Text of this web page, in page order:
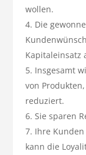
wollen.
Die
Kapitaleinsatz
Insgesamt
von
reduziert.
Sie sparen
Ihre
kann die